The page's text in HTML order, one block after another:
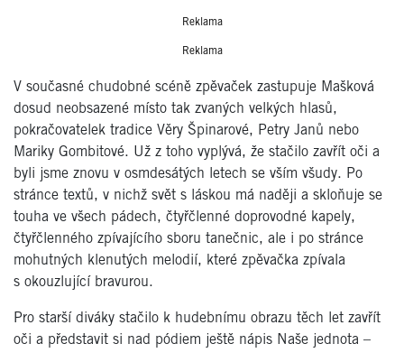
Reklama
Reklama
V současné chudobné scéně zpěvaček zastupuje Mašková
dosud neobsazené místo tak zvaných velkých hlasů,
pokračovatelek tradice Věry Špinarové, Petry Janů nebo
Mariky Gombitové. Už z toho vyplývá, že stačilo zavřít oči a
byli jsme znovu v osmdesátých letech se vším všudy. Po
stránce textů, v nichž svět s láskou má naději a skloňuje se
touha ve všech pádech, čtyřčlenné doprovodné kapely,
čtyřčlenného zpívajícího sboru tanečnic, ale i po stránce
mohutných klenutých melodií, které zpěvačka zpívala
s okouzlující bravurou.
Pro starší diváky stačilo k hudebnímu obrazu těch let zavřít
oči a představit si nad pódiem ještě nápis Naše jednota –